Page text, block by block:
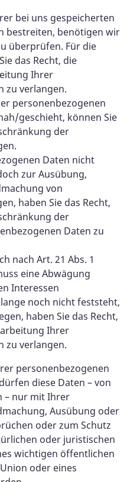
bei uns gespeicherten
bestreiten, benötigen wir
überprüfen. Für die
das Recht, die
Ihrer
zu verlangen.
personenbezogenen
geschieht, können Sie
der
Daten nicht
zur Ausübung,
von
haben Sie das Recht,
der
Daten zu
nach Art. 21 Abs. 1
eine Abwägung
Interessen
noch nicht feststeht,
haben Sie das Recht,
Ihrer
zu verlangen.
personenbezogenen
diese Daten – von
– nur mit Ihrer
Ausübung oder
oder zum Schutz
oder juristischen
wichtigen öffentlichen
oder eines